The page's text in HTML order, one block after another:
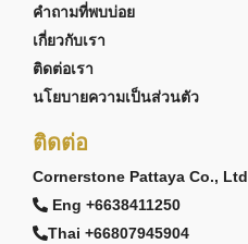
คำถามที่พบบ่อย
เกี่ยวกับเรา
ติดต่อเรา
นโยบายความเป็นส่วนตัว
ติดต่อ
Cornerstone Pattaya Co., Ltd
Eng +6638411250
Thai +66807945904